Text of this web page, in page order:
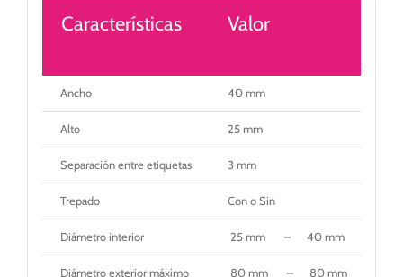
Características Valor
Ancho 40 mm
Alto 25 mm
Separación entre etiquetas 3 mm
Trepado Con o Sin
Diámetro interior 25 mm – 40 mm – 50
Diámetro exterior máximo 80 mm – 80 mm – 115